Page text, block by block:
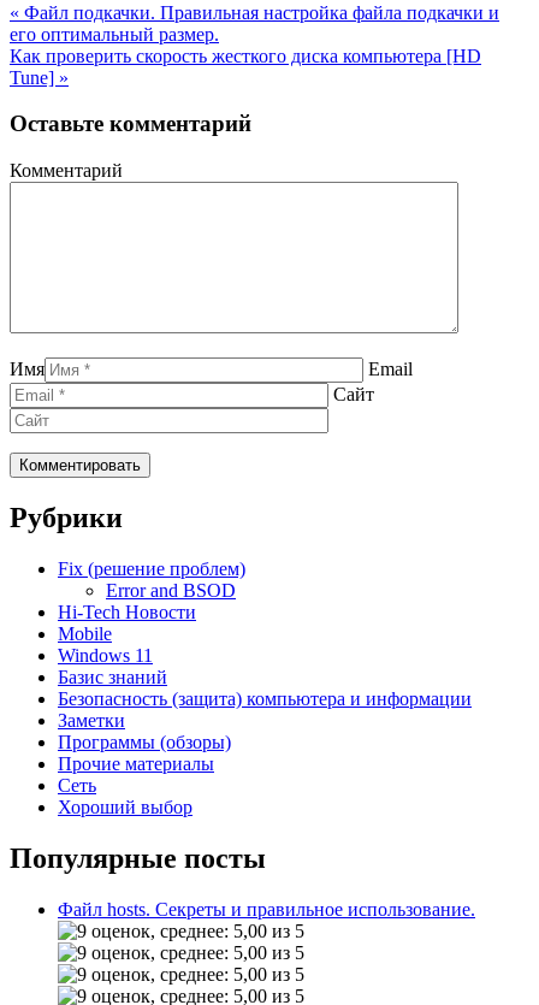
« Файл подкачки. Правильная настройка файла подкачки и
его оптимальный размер.
Как проверить скорость жесткого диска компьютера [HD
Tune] »
Оставьте комментарий
Комментарий
Имя
Email
Сайт
Рубрики
Fix (решение проблем)
Error and BSOD
Hi-Tech Новости
Mobile
Windows 11
Базис знаний
Безопасность (защита) компьютера и информации
Заметки
Программы (обзоры)
Прочие материалы
Сеть
Хороший выбор
Популярные посты
Файл hosts. Секреты и правильное использование.